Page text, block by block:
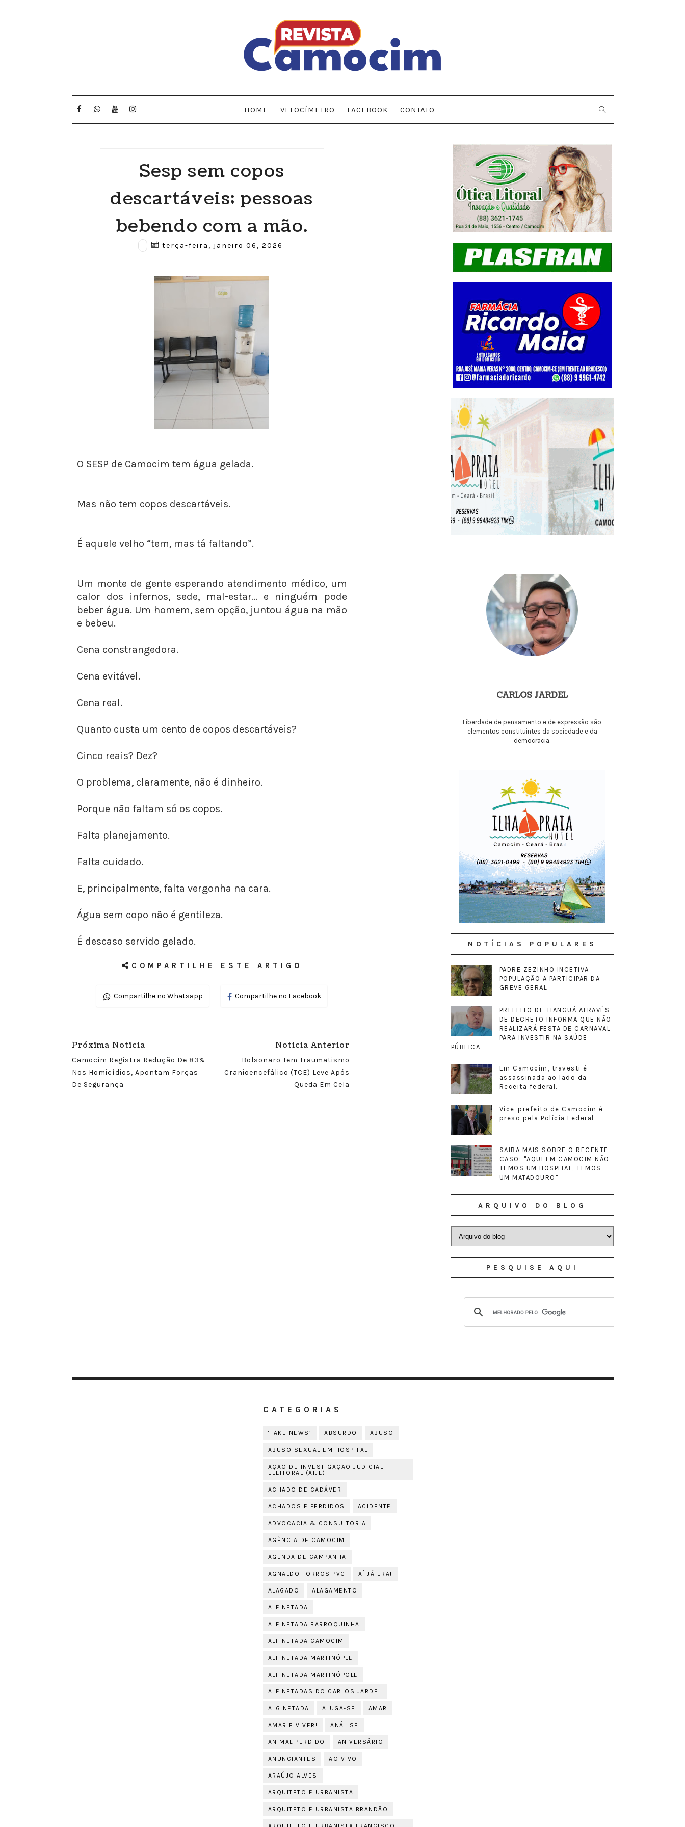
HOME VELOCÍMETRO FACEBOOK CONTATO
Sesp sem copos
descartáveis; pessoas
bebendo com a mão.
terça-feira, janeiro 06, 2026
O SESP de Camocim tem água gelada.
Mas não tem copos descartáveis.
É aquele velho “tem, mas tá faltando”.
Um monte de gente esperando atendimento médico, um
calor dos infernos, sede, mal-estar… e ninguém pode
beber água. Um homem, sem opção, juntou água na mão
e bebeu.
Cena constrangedora.
Cena evitável.
Cena real.
Quanto custa um cento de copos descartáveis?
Cinco reais? Dez?
O problema, claramente, não é dinheiro.
Porque não faltam só os copos.
Falta planejamento.
Falta cuidado.
E, principalmente, falta vergonha na cara.
Água sem copo não é gentileza.
É descaso servido gelado.
COMPARTILHE ESTE ARTIGO
Compartilhe no Whatsapp Compartilhe no Facebook
Próxima Noticia
Camocim Registra Redução De 83%
Nos Homicídios, Apontam Forças
De Segurança
Noticia Anterior
Bolsonaro Tem Traumatismo
Cranioencefálico (TCE) Leve Após
Queda Em Cela
CARLOS JARDEL
Liberdade de pensamento e de expressão são
elementos constituintes da sociedade e da
democracia.
NOTÍCIAS POPULARES
PADRE ZEZINHO INCETIVA
POPULAÇÃO A PARTICIPAR DA
GREVE GERAL
PREFEITO DE TIANGUÁ ATRAVÉS
DE DECRETO INFORMA QUE NÃO
REALIZARÁ FESTA DE CARNAVAL
PARA INVESTIR NA SAÚDE
PÚBLICA
Em Camocim, travesti é
assassinada ao lado da
Receita federal.
Vice-prefeito de Camocim é
preso pela Polícia Federal
SAIBA MAIS SOBRE O RECENTE
CASO: "AQUI EM CAMOCIM NÃO
TEMOS UM HOSPITAL, TEMOS
UM MATADOURO"
ARQUIVO DO BLOG
PESQUISE AQUI
CATEGORIAS
‘FAKE NEWS’ ABSURDO ABUSO
ABUSO SEXUAL EM HOSPITAL
AÇÃO DE INVESTIGAÇÃO JUDICIAL
ELEITORAL (AIJE)
ACHADO DE CADÁVER
ACHADOS E PERDIDOS ACIDENTE
ADVOCACIA & CONSULTORIA
AGÊNCIA DE CAMOCIM
AGENDA DE CAMPANHA
AGNALDO FORROS PVC AÍ JÁ ERA!
ALAGADO ALAGAMENTO
ALFINETADA
ALFINETADA BARROQUINHA
ALFINETADA CAMOCIM
ALFINETADA MARTINÓPLE
ALFINETADA MARTINÓPOLE
ALFINETADAS DO CARLOS JARDEL
ALGINETADA ALUGA-SE AMAR
AMAR E VIVER! ANÁLISE
ANIMAL PERDIDO ANIVERSÁRIO
ANUNCIANTES AO VIVO
ARAÚJO ALVES
ARQUITETO E URBANISTA
ARQUITETO E URBANISTA BRANDÃO